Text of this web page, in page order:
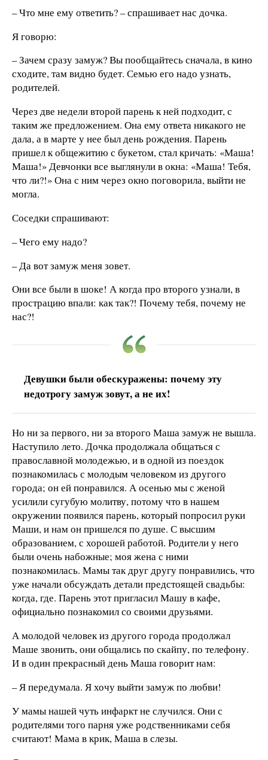
– Что мне ему ответить? – спрашивает нас дочка.
Я говорю:
– Зачем сразу замуж? Вы пообщайтесь сначала, в кино
сходите, там видно будет. Семью его надо узнать,
родителей.
Через две недели второй парень к ней подходит, с
таким же предложением. Она ему ответа никакого не
дала, а в марте у нее был день рождения. Парень
пришел к общежитию с букетом, стал кричать: «Маша!
Маша!» Девчонки все выглянули в окна: «Маша! Тебя,
что ли?!» Она с ним через окно поговорила, выйти не
могла.
Соседки спрашивают:
– Чего ему надо?
– Да вот замуж меня зовет.
Они все были в шоке! А когда про второго узнали, в
прострацию впали: как так?! Почему тебя, почему не
нас?!
Девушки были обескуражены: почему эту
недотрогу замуж зовут, а не их!
Но ни за первого, ни за второго Маша замуж не вышла.
Наступило лето. Дочка продолжала общаться с
православной молодежью, и в одной из поездок
познакомилась с молодым человеком из другого
города; он ей понравился. А осенью мы с женой
усилили сугубую молитву, потому что в нашем
окружении появился парень, который попросил руки
Маши, и нам он пришелся по душе. С высшим
образованием, с хорошей работой. Родители у него
были очень набожные; моя жена с ними
познакомилась. Мамы так друг другу понравились, что
уже начали обсуждать детали предстоящей свадьбы:
когда, где. Парень этот пригласил Машу в кафе,
официально познакомил со своими друзьями.
А молодой человек из другого города продолжал
Маше звонить, они общались по скайпу, по телефону.
И в один прекрасный день Маша говорит нам:
– Я передумала. Я хочу выйти замуж по любви!
У мамы нашей чуть инфаркт не случился. Они с
родителями того парня уже родственниками себя
считают! Мама в крик, Маша в слезы.